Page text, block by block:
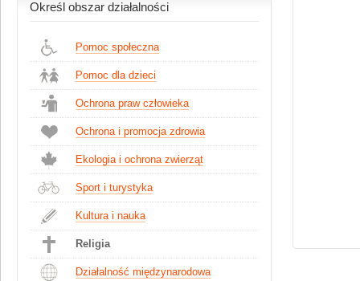
Określ obszar działalności
Pomoc społeczna
Pomoc dla dzieci
Ochrona praw człowieka
Ochrona i promocja zdrowia
Ekologia i ochrona zwierząt
Sport i turystyka
Kultura i nauka
Religia
Działalność międzynarodowa